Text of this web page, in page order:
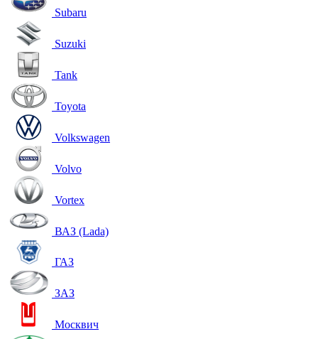
Subaru
Suzuki
Tank
Toyota
Volkswagen
Volvo
Vortex
ВАЗ (Lada)
ГАЗ
ЗАЗ
Москвич